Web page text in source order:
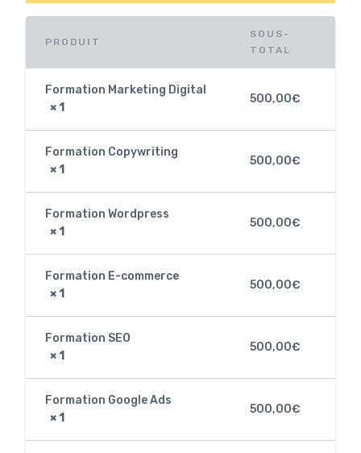
PRODUIT
SOUS-
TOTAL
Formation Marketing Digital
× 1
500,00€
Formation Copywriting
× 1
500,00€
Formation Wordpress
× 1
500,00€
Formation E-commerce
× 1
500,00€
Formation SEO
× 1
500,00€
Formation Google Ads
× 1
500,00€